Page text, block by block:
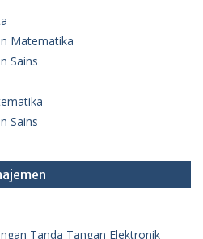
Matematika
Sains
Sains
Tanda Tangan Elektronik